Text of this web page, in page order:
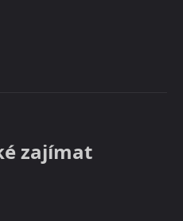
zajímat